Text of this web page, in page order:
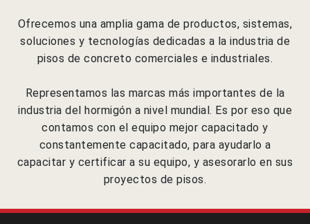
Ofrecemos una amplia gama de productos, sistemas,
soluciones y tecnologías dedicadas a la industria de
pisos de concreto comerciales e industriales.
Representamos las marcas más importantes de la
industria del hormigón a nivel mundial. Es por eso que
contamos con el equipo mejor capacitado y
constantemente capacitado, para ayudarlo a
capacitar y certificar a su equipo, y asesorarlo en sus
proyectos de pisos.